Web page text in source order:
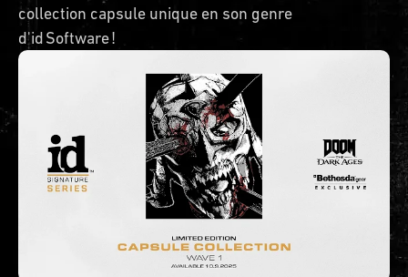
collection capsule unique en son genre
d'id Software !